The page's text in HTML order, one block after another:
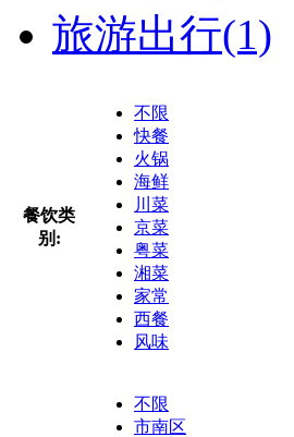
旅游出行(1)
餐饮类
别:
不限
快餐
火锅
海鲜
川菜
京菜
粤菜
湘菜
家常
西餐
风味
不限
市南区